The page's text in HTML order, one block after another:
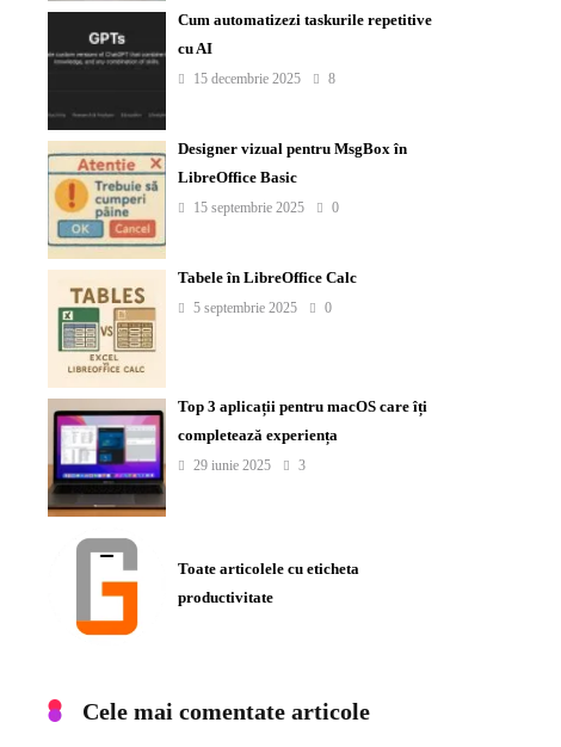
Cum automatizezi taskurile repetitive
cu AI
15 decembrie 2025 8
Designer vizual pentru MsgBox în
LibreOffice Basic
15 septembrie 2025 0
Tabele în LibreOffice Calc
5 septembrie 2025 0
Top 3 aplicații pentru macOS care îți
completează experiența
29 iunie 2025 3
Toate articolele cu eticheta
productivitate
Cele mai comentate articole